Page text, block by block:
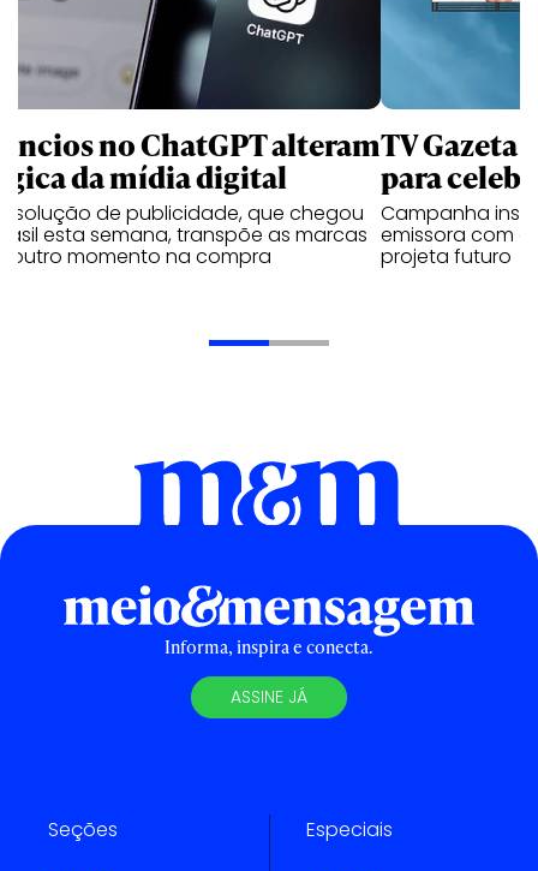
no ChatGPT alteram
da mídia digital
solução de publicidade, que chegou
esta semana, transpõe as marcas
outro momento na compra
TV Gazeta
para
Campanha
emissora com
projeta futuro
Informa, inspira e conecta.
ASSINE JÁ
Seções Especiais